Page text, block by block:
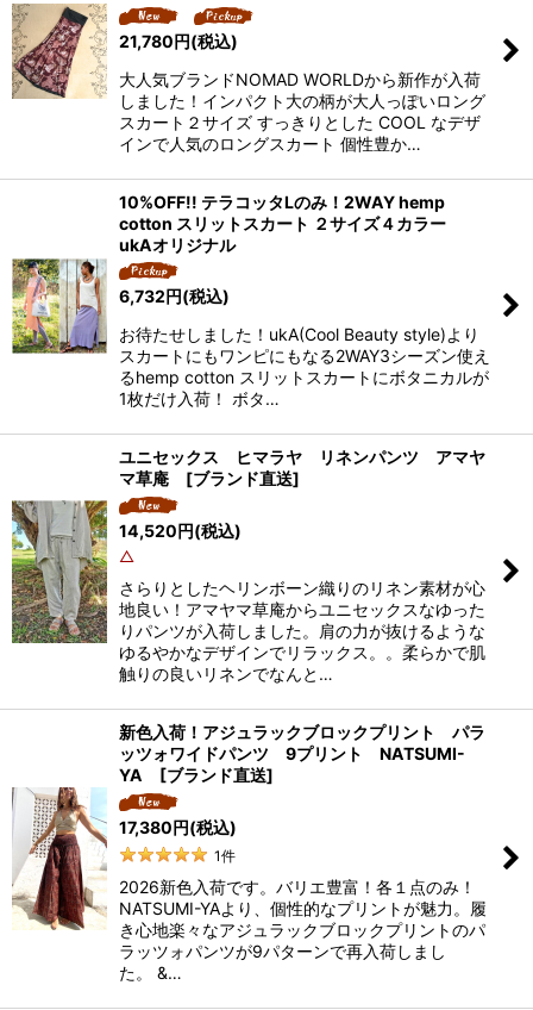
21,780円(税込)
大人気ブランドNOMAD WORLDから新作が入荷
しました！インパクト大の柄が大人っぽいロング
スカート２サイズ すっきりとした COOL なデザ
インで人気のロングスカート 個性豊か…
10%OFF!! テラコッタLのみ！2WAY hemp
cotton スリットスカート ２サイズ４カラー
ukAオリジナル
6,732円(税込)
お待たせしました！ukA(Cool Beauty style)より
スカートにもワンピにもなる2WAY3シーズン使え
るhemp cotton スリットスカートにボタニカルが
1枚だけ入荷！ ボタ…
ユニセックス ヒマラヤ リネンパンツ アマヤ
マ草庵 [ブランド直送]
14,520円(税込)
△
さらりとしたヘリンボーン織りのリネン素材が心
地良い！アマヤマ草庵からユニセックスなゆった
りパンツが入荷しました。肩の力が抜けるような
ゆるやかなデザインでリラックス。。柔らかで肌
触りの良いリネンでなんと…
新色入荷！アジュラックブロックプリント パラ
ッツォワイドパンツ 9プリント NATSUMI-
YA [ブランド直送]
17,380円(税込)
1件
2026新色入荷です。バリエ豊富！各１点のみ！
NATSUMI-YAより、個性的なプリントが魅力。履
き心地楽々なアジュラックブロックプリントのパ
ラッツォパンツが9パターンで再入荷しまし
た。 &…